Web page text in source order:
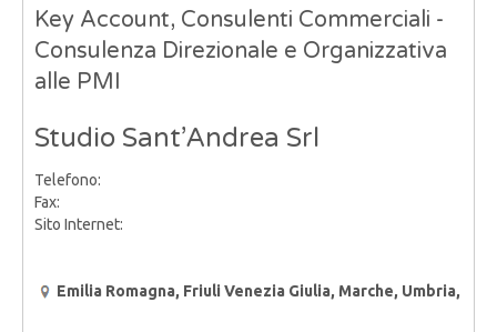
Key Account, Consulenti Commerciali -
Consulenza Direzionale e Organizzativa
alle PMI
Studio Sant’Andrea Srl
Telefono:
Fax:
Sito Internet:
Emilia Romagna, Friuli Venezia Giulia, Marche, Umbria,